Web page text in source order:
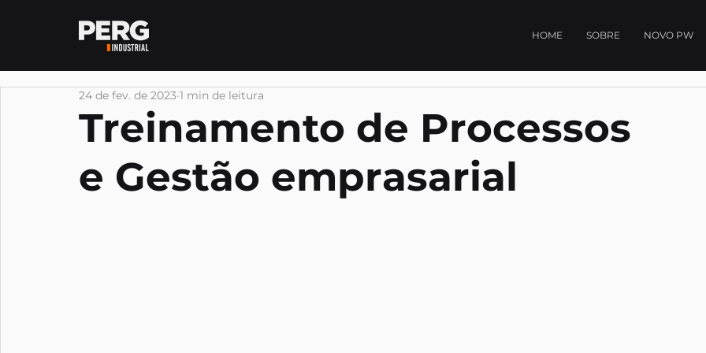
HOME SOBRE NOVO PW
Treinamento de Processos
e Gestão emprasarial
24 de fev. de 2023 1 min de leitura